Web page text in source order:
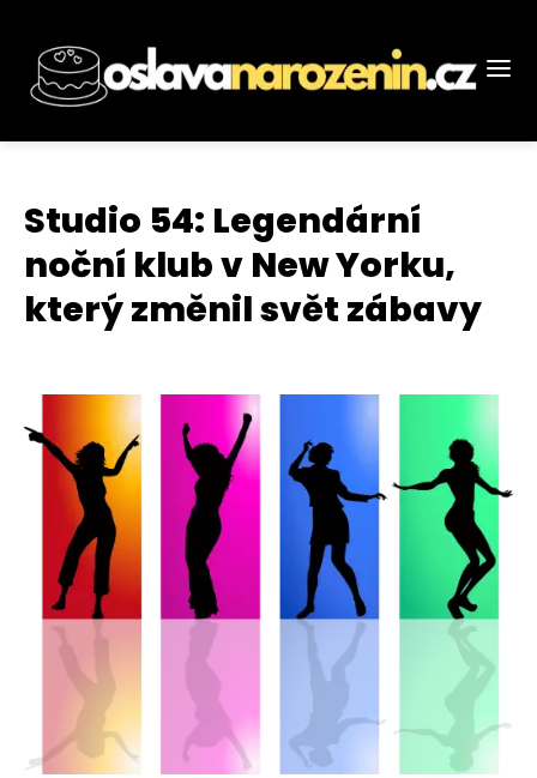
Studio 54: Legendární
noční klub v New Yorku,
který změnil svět zábavy